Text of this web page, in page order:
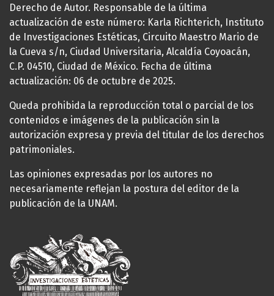
Derecho de Autor. Responsable de la última
actualización de este número: Karla Richterich, Instituto
de Investigaciones Estéticas, Circuito Maestro Mario de
la Cueva s/n, Ciudad Universitaria, Alcaldía Coyoacán,
C.P. 04510, Ciudad de México. Fecha de última
actualización: 06 de octubre de 2025.
Queda prohibida la reproducción total o parcial de los
contenidos e imágenes de la publicación sin la
autorización expresa y previa del titular de los derechos
patrimoniales.
Las opiniones expresadas por los autores no
necesariamente reflejan la postura del editor de la
publicación de la UNAM.